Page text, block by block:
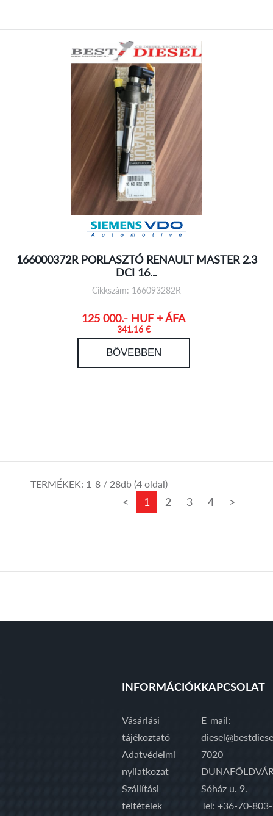
166000372R PORLASZTÓ RENAULT MASTER 2.3
DCI 16...
Cikkszám: 166093282R
125 000.- HUF + ÁFA
341.16 €
BŐVEBBEN
TERMÉKEK: 1-8 / 28db (4 oldal)
< 1 2 3 4 >
INFORMÁCIÓK
Vásárlási
tájékoztató
Adatvédelmi
nyilatkozat
Szállítási
feltételek
KAPCSOLAT
E-mail:
7020
Sóház u. 9.
Tel: +36-70-803-